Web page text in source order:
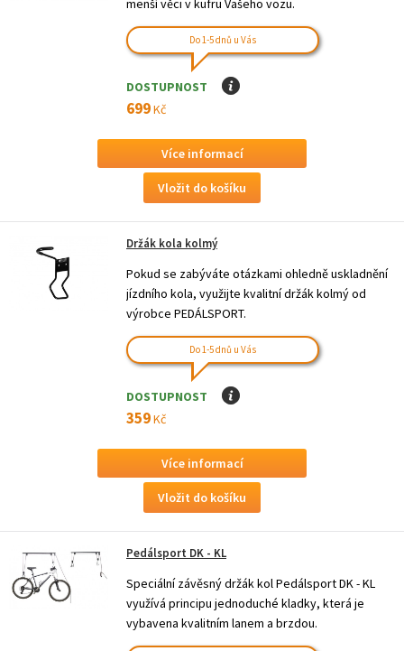
menší věci v kufru Vašeho vozu.
Do 1-5 dnů u Vás
DOSTUPNOST I
699Kč
Více informací
Držák kola kolmý
Pokud se zabýváte otázkami ohledně uskladnění
jízdního kola, využijte kvalitní držák kolmý od
výrobce PEDÁLSPORT.
Do 1-5 dnů u Vás
DOSTUPNOST I
359Kč
Více informací
Pedálsport DK - KL
Speciální závěsný držák kol Pedálsport DK - KL
využívá principu jednoduché kladky, která je
vybavena kvalitním lanem a brzdou.